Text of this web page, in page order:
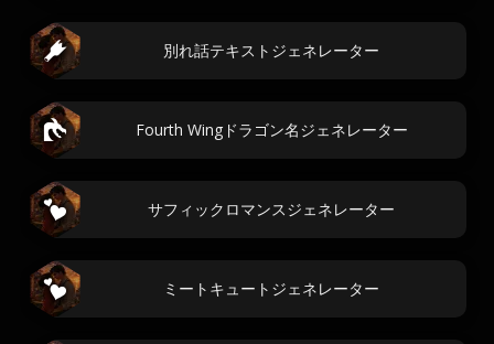
別れ話テキストジェネレーター
Fourth Wingドラゴン名ジェネレーター
サフィックロマンスジェネレーター
ミートキュートジェネレーター